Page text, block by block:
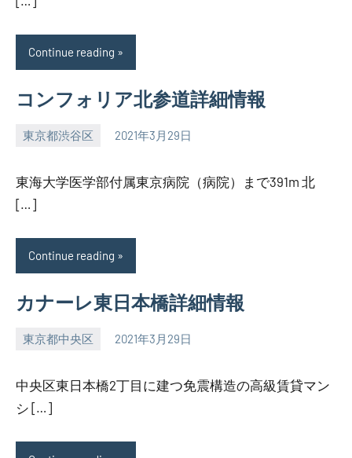
Continue reading
コンフォリア北参道詳細情報
東京都渋谷区 2021年3月29日
SEZIMO
東海大学医学部付属東京病院（病院）まで391m 北
[…]
Continue reading
カナーレ東日本橋詳細情報
東京都中央区 2021年3月29日
SEZIMO
中央区東日本橋2丁目に建つ免震構造の高級賃貸マン
シ […]